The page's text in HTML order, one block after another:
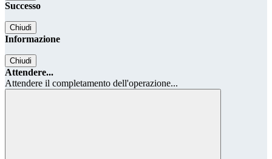
Successo
Chiudi
Informazione
Chiudi
Attendere...
Attendere il completamento dell'operazione...